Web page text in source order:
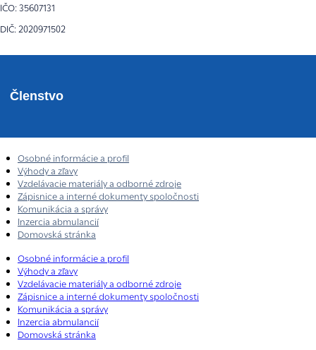
IČO: 35607131
DIČ: 2020971502
Členstvo
Osobné informácie a profil
Výhody a zľavy
Vzdelávacie materiály a odborné zdroje
Zápisnice a interné dokumenty spoločnosti
Komunikácia a správy
Inzercia abmulancií
Domovská stránka
Osobné informácie a profil
Výhody a zľavy
Vzdelávacie materiály a odborné zdroje
Zápisnice a interné dokumenty spoločnosti
Komunikácia a správy
Inzercia abmulancií
Domovská stránka